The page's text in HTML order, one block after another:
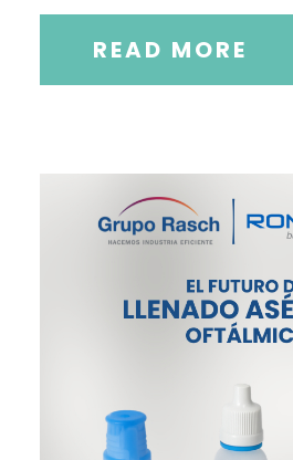
READ MORE